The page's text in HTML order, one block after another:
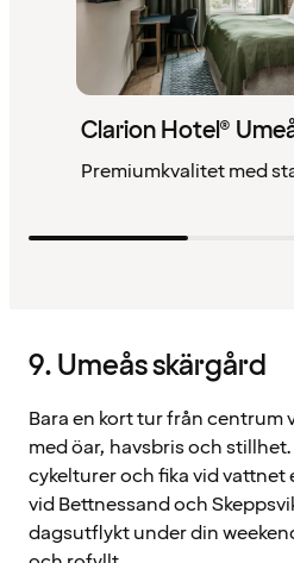
Clarion Hotel®
Premiumkvalitet med
9. Umeås skärgård
Bara en kort tur från centrum
med öar, havsbris och
cykelturer och fika vid vattnet
vid Bettnessand och
dagsutflykt under din